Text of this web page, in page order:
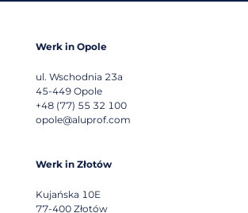
Werk in Opole
ul. Wschodnia 23a
45-449 Opole
+48 (77) 55 32 100
opole@aluprof.com
Werk in Złotów
Kujańska 10E
77-400 Złotów